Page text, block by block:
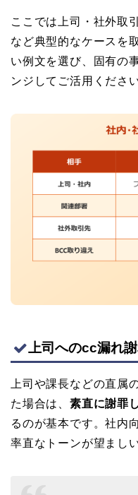
ここでは上司・社外取
など典型的なケースを
い例文を選び、固有の
ンジしてご活用ください
上司へのcc漏れ
上司や課長などの直属
た場合は、 素直に謝罪
るのが基本です。社内
率直なトーンが望まし